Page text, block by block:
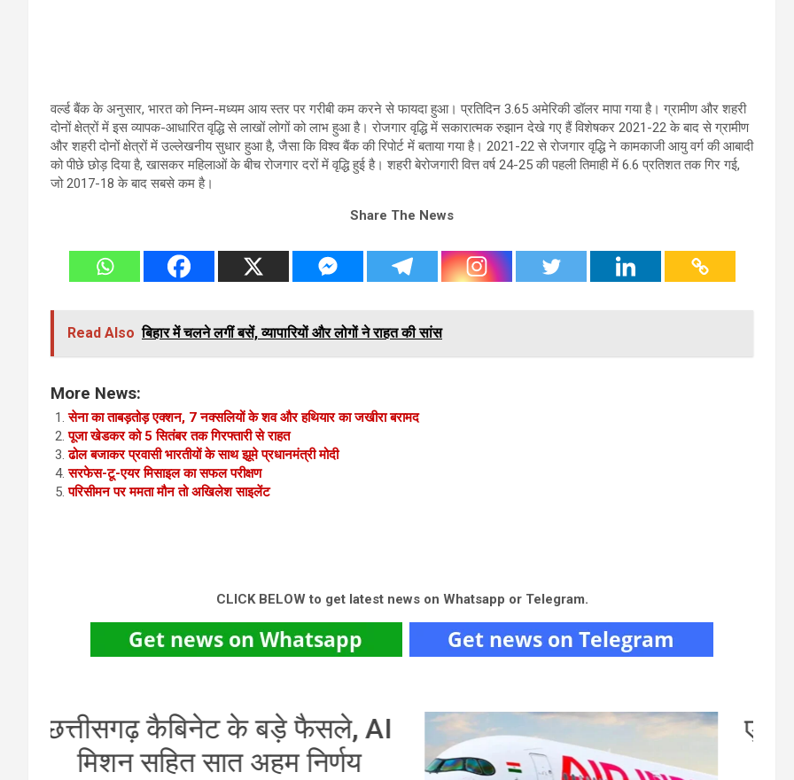
वर्ल्ड बैंक के अनुसार, भारत को निम्न-मध्यम आय स्तर पर गरीबी कम करने से फायदा हुआ। प्रतिदिन 3.65 अमेरिकी डॉलर मापा गया है। ग्रामीण और शहरी
दोनों क्षेत्रों में इस व्यापक-आधारित वृद्धि से लाखों लोगों को लाभ हुआ है। रोजगार वृद्धि में सकारात्मक रुझान देखे गए हैं विशेषकर 2021-22 के बाद से ग्रामीण
और शहरी दोनों क्षेत्रों में उल्लेखनीय सुधार हुआ है, जैसा कि विश्व बैंक की रिपोर्ट में बताया गया है। 2021-22 से रोजगार वृद्धि ने कामकाजी आयु वर्ग की आबादी
को पीछे छोड़ दिया है, खासकर महिलाओं के बीच रोजगार दरों में वृद्धि हुई है। शहरी बेरोजगारी वित्त वर्ष 24-25 की पहली तिमाही में 6.6 प्रतिशत तक गिर गई,
जो 2017-18 के बाद सबसे कम है।
Share The News
Read Also बिहार में चलने लगीं बसें, व्यापारियों और लोगों ने राहत की सांस
More News:
सेना का ताबड़तोड़ एक्शन, 7 नक्‍सलियों के शव और हथियार का जखीरा बरामद
पूजा खेडकर को 5 सितंबर तक गिरफ्तारी से राहत
ढोल बजाकर प्रवासी भारतीयों के साथ झूमे प्रधानमंत्री मोदी
सरफेस-टू-एयर मिसाइल का सफल परीक्षण
परिसीमन पर ममता मौन तो अखिलेश साइलेंट
CLICK BELOW to get latest news on Whatsapp or Telegram.
एयर इंडिया की फ्लाइट में तेज टर्बुलेंस
की चपेट, यात्रियों में मचा हड़कंप